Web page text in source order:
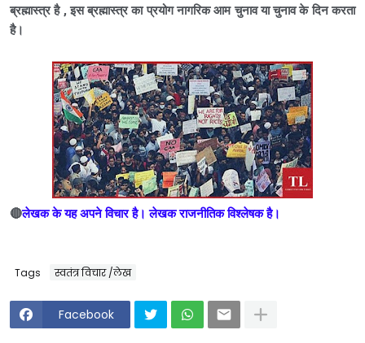
ब्रह्मास्त्र है , इस ब्रह्मास्त्र का प्रयोग नागरिक आम चुनाव या चुनाव के दिन करता
है।
🔴लेखक के यह अपने विचार है। लेखक राजनीतिक विश्लेषक है।
Tags स्वतंत्र विचार /लेख
Facebook